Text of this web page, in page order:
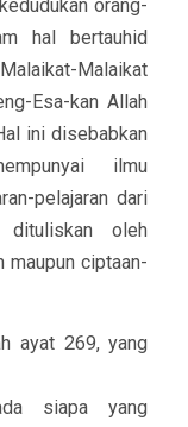
orang-
hal bertauhid
Malaikat
Esa-kan Allah
ini disebabkan
ilmu
pelajaran dari
dituliskan oleh
maupun ciptaan-
ayat 269, yang
siapa yang